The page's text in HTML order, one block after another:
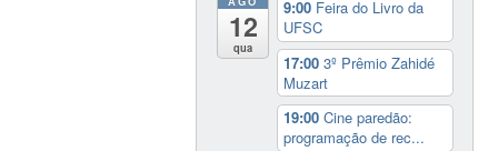
12
qua
9:00 Feira do Livro da
UFSC
17:003º Prêmio Zahidé
Muzart
19:00Cine paredão:
programação de rec...